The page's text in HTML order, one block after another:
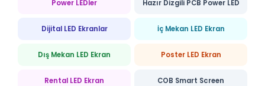
Power LEDler Hazır Dizgili PCB Power LED
Dijital LED Ekranlar İç Mekan LED Ekran
Dış Mekan LED Ekran Poster LED Ekran
Rental LED Ekran COB Smart Screen